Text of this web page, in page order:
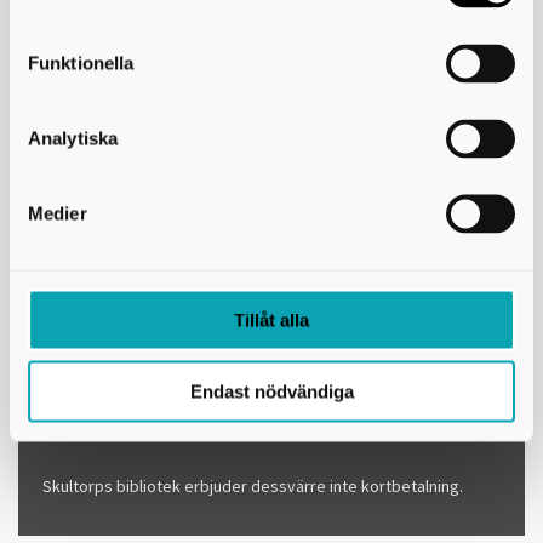
Funktionella
Analytiska
Medier
Tillåt alla
Endast nödvändiga
Betalningsalternativ
Skultorps biblioteket tar emot betalningar på följande sätt:
Swish
Skultorps bibliotek erbjuder dessvärre inte kortbetalning.